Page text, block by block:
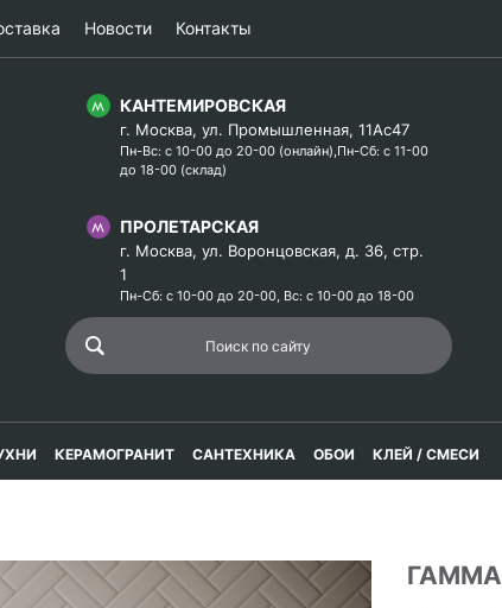
Новости Контакты
КАНТЕМИРОВСКАЯ
г. Москва, ул. Промышленная, 11Ас47
Пн-Вс: с 10-00 до 20-00 (онлайн),Пн-Сб: с 11-00
до 18-00 (склад)
ПРОЛЕТАРСКАЯ
г. Москва, ул. Воронцовская, д. 36, стр.
1
Пн-Сб: с 10-00 до 20-00, Вс: с 10-00 до 18-00
КЕРАМОГРАНИТ САНТЕХНИКА ОБОИ КЛЕЙ / СМЕСИ
ГАММА